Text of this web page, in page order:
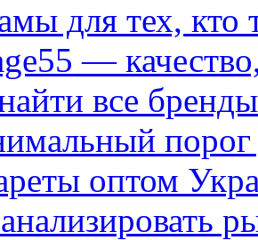
для тех, кто
—
все
порог
оптом